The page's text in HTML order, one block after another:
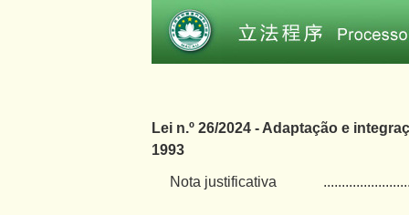
Lei n.º 26/2024 - Adaptação e
1993
Nota justificativa